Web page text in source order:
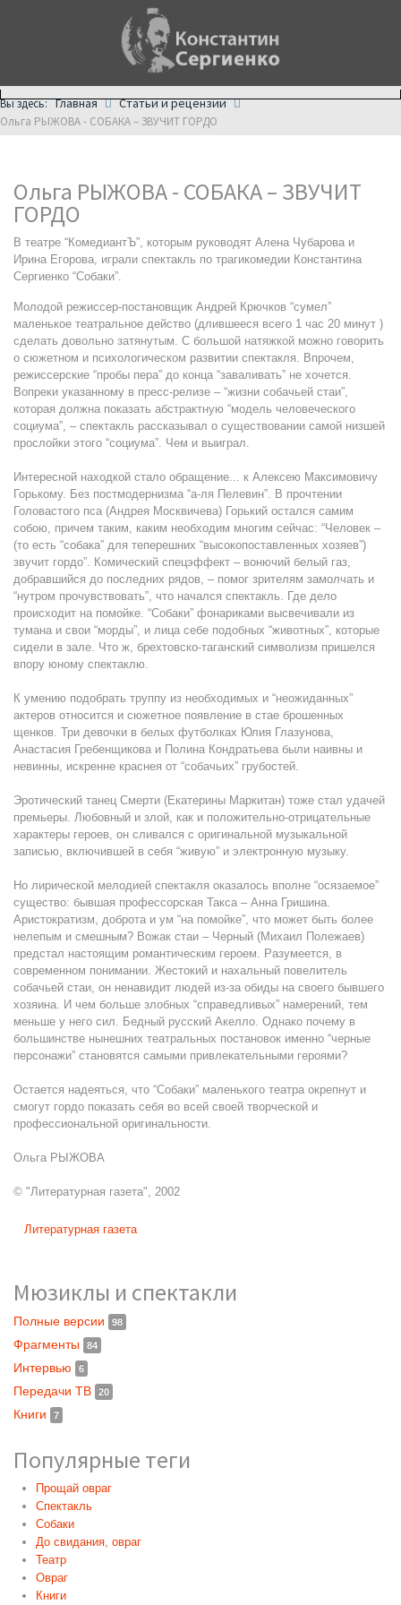
Вы здесь:Главная Статьи и рецензии
Ольга РЫЖОВА - СОБАКА – ЗВУЧИТ ГОРДО
Ольга РЫЖОВА - СОБАКА – ЗВУЧИТ
ГОРДО
В театре “КомедиантЪ”, которым руководят Алена Чубарова и
Ирина Егорова, играли спектакль по трагикомедии Константина
Сергиенко “Собаки”.
Молодой режиссер-постановщик Андрей Крючков “сумел”
маленькое театральное действо (длившееся всего 1 час 20 минут )
сделать довольно затянутым. С большой натяжкой можно говорить
о сюжетном и психологическом развитии спектакля. Впрочем,
режиссерские “пробы пера” до конца “заваливать” не хочется.
Вопреки указанному в пресс-релизе – “жизни собачьей стаи”,
которая должна показать абстрактную “модель человеческого
социума”, – спектакль рассказывал о существовании самой низшей
прослойки этого “социума”. Чем и выиграл.
Интересной находкой стало обращение... к Алексею Максимовичу
Горькому. Без постмодернизма “а-ля Пелевин”. В прочтении
Головастого пса (Андрея Москвичева) Горький остался самим
собою, причем таким, каким необходим многим сейчас: “Человек –
(то есть “собака” для теперешних “высокопоставленных хозяев”)
звучит гордо”. Комический спецэффект – вонючий белый газ,
добравшийся до последних рядов, – помог зрителям замолчать и
“нутром прочувствовать”, что начался спектакль. Где дело
происходит на помойке. “Собаки” фонариками высвечивали из
тумана и свои “морды”, и лица себе подобных “животных”, которые
сидели в зале. Что ж, брехтовско-таганский символизм пришелся
впору юному спектаклю.
К умению подобрать труппу из необходимых и “неожиданных”
актеров относится и сюжетное появление в стае брошенных
щенков. Три девочки в белых футболках Юлия Глазунова,
Анастасия Гребенщикова и Полина Кондратьева были наивны и
невинны, искренне краснея от “собачьих” грубостей.
Эротический танец Смерти (Екатерины Маркитан) тоже стал удачей
премьеры. Любовный и злой, как и положительно-отрицательные
характеры героев, он сливался с оригинальной музыкальной
записью, включившей в себя “живую” и электронную музыку.
Но лирической мелодией спектакля оказалось вполне “осязаемое”
существо: бывшая профессорская Такса – Анна Гришина.
Аристократизм, доброта и ум “на помойке”, что может быть более
нелепым и смешным? Вожак стаи – Черный (Михаил Полежаев)
предстал настоящим романтическим героем. Разумеется, в
современном понимании. Жестокий и нахальный повелитель
собачьей стаи, он ненавидит людей из-за обиды на своего бывшего
хозяина. И чем больше злобных “справедливых” намерений, тем
меньше у него сил. Бедный русский Акелло. Однако почему в
большинстве нынешних театральных постановок именно “черные
персонажи” становятся самыми привлекательными героями?
Остается надеяться, что “Собаки” маленького театра окрепнут и
смогут гордо показать себя во всей своей творческой и
профессиональной оригинальности.
Ольга РЫЖОВА
© "Литературная газета", 2002
Литературная газета
Мюзиклы и спектакли
Полные версии 98
Фрагменты 84
Интервью 6
Передачи ТВ 20
Книги 7
Популярные теги
Прощай овраг
Спектакль
Собаки
До свидания, овраг
Театр
Овраг
Книги